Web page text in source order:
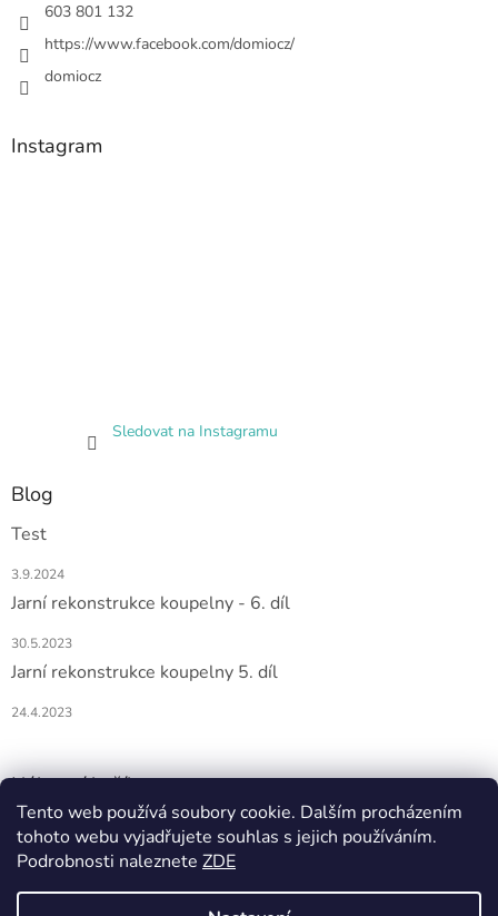
Tento web používá soubory cookie. Dalším procházením
tohoto webu vyjadřujete souhlas s jejich používáním.
Podrobnosti naleznete ZDE
603 801 132
https://www.facebook.com/domiocz/
domiocz
Instagram
Sledovat na Instagramu
Blog
Test
3.9.2024
Jarní rekonstrukce koupelny - 6. díl
30.5.2023
Jarní rekonstrukce koupelny 5. díl
24.4.2023
Nákupní košík
0KS /0 KČ